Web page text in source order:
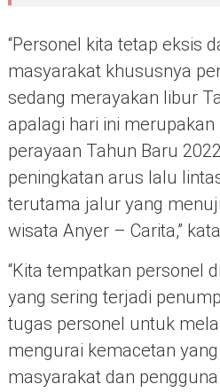
“Personel kita tetap eksis
masyarakat khususnya
sedang merayakan libur
apalagi hari ini
perayaan Tahun Baru
peningkatan arus lalu
terutama jalur yang
wisata Anyer – Carita,”
“Kita tempatkan personel
yang sering terjadi
tugas personel untuk
mengurai kemacetan
masyarakat dan